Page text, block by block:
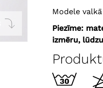
Modele
Piezīme:
izmēru,